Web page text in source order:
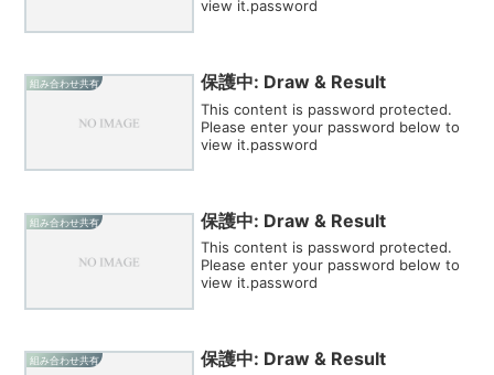
view it.password
組み合わせ共有 保護中: Draw & Result
This content is password protected.
Please enter your password below to
view it.password
組み合わせ共有 保護中: Draw & Result
This content is password protected.
Please enter your password below to
view it.password
組み合わせ共有 保護中: Draw & Result